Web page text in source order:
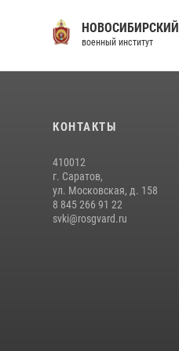
НОВОСИБИРСКИЙ
военный институт
КОНТАКТЫ
410012
г. Саратов,
ул. Московская, д. 158
8 845 266 91 22
svki@rosgvard.ru